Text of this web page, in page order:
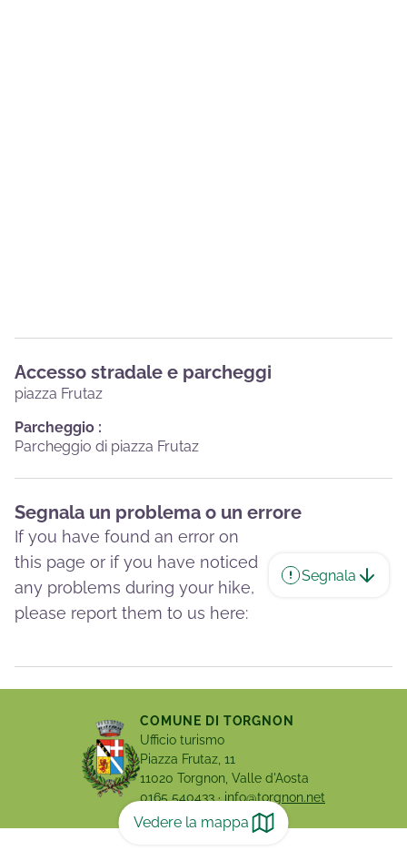
Vedere la mappa
Accesso stradale e parcheggi
piazza Frutaz
Parcheggio :
Parcheggio di piazza Frutaz
Segnala un problema o un errore
If you have found an error on
this page or if you have noticed
any problems during your hike,
please report them to us here:
Segnala
COMUNE DI TORGNON
Ufficio turismo
Piazza Frutaz, 11
11020 Torgnon, Valle d'Aosta
0165 540433 · info@torgnon.net